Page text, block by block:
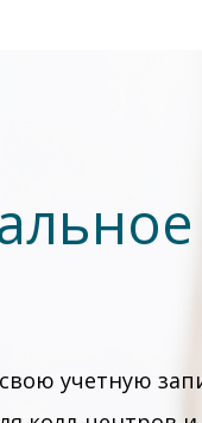
учетную